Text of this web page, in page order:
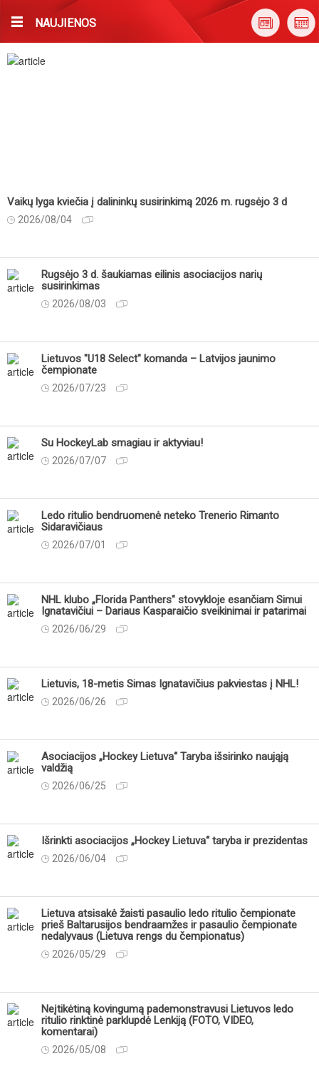
NAUJIENOS
Vaikų lyga kviečia į dalininkų susirinkimą 2026 m. rugsėjo 3 d
2026/08/04
Rugsėjo 3 d. šaukiamas eilinis asociacijos narių
susirinkimas
2026/08/03
Lietuvos "U18 Select" komanda – Latvijos jaunimo
čempionate
2026/07/23
Su HockeyLab smagiau ir aktyviau!
2026/07/07
Ledo ritulio bendruomenė neteko Trenerio Rimanto
Sidaravičiaus
2026/07/01
NHL klubo „Florida Panthers" stovykloje esančiam Simui
Ignatavičiui – Dariaus Kasparaičio sveikinimai ir patarimai
2026/06/29
Lietuvis, 18-metis Simas Ignatavičius pakviestas į NHL!
2026/06/26
Asociacijos „Hockey Lietuva“ Taryba išsirinko naująją
valdžią
2026/06/25
Išrinkti asociacijos „Hockey Lietuva“ taryba ir prezidentas
2026/06/04
Lietuva atsisakė žaisti pasaulio ledo ritulio čempionate
prieš Baltarusijos bendraamžes ir pasaulio čempionate
nedalyvaus (Lietuva rengs du čempionatus)
2026/05/29
Neįtikėtiną kovingumą pademonstravusi Lietuvos ledo
ritulio rinktinė parklupdė Lenkiją (FOTO, VIDEO,
komentarai)
2026/05/08